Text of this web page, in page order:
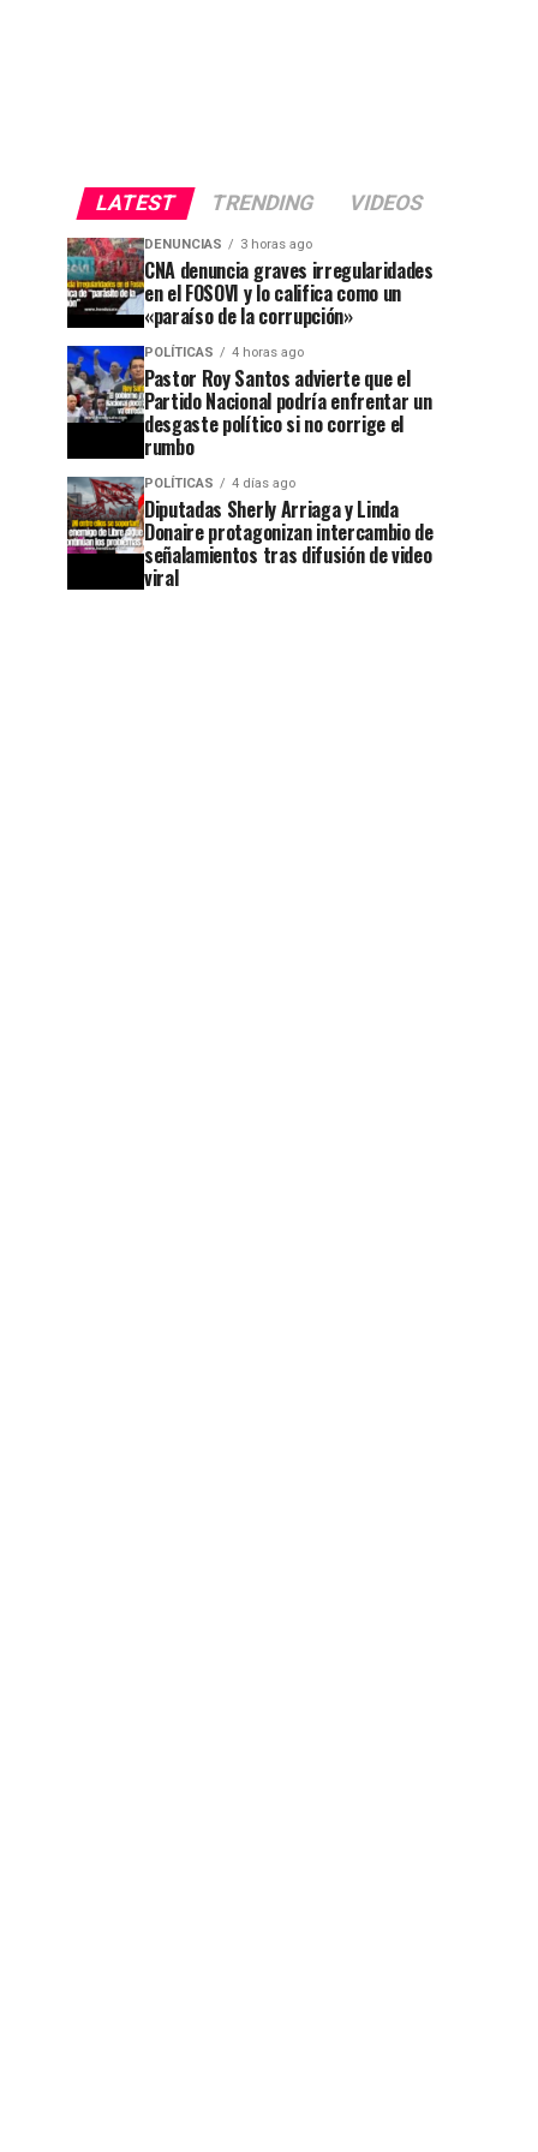
LATEST TRENDING VIDEOS
DENUNCIAS 3 horas ago
CNA denuncia graves irregularidades
en el FOSOVI y lo califica como un
«paraíso de la corrupción»
POLÍTICAS 4 horas ago
Pastor Roy Santos advierte que el
Partido Nacional podría enfrentar un
desgaste político si no corrige el
rumbo
POLÍTICAS 4 días ago
Diputadas Sherly Arriaga y Linda
Donaire protagonizan intercambio de
señalamientos tras difusión de video
viral